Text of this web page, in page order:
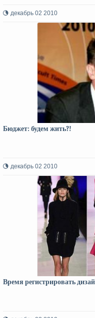
декабрь 02 2010
Бюджет: будем жить?!
декабрь 02 2010
Время регистрировать